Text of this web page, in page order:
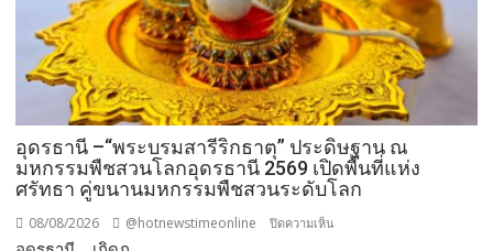
อุดรธานี –“พระบรมสารีริกธาตุ” ประดิษฐาน ณ
มหกรรมพืชสวนโลกอุดรธานี 2569 เปิดพื้นที่แห่ง
ศรัทธา คู่ขนานมหกรรมพืชสวนระดับโลก
08/08/2026 @hotnewstimeonline ปิดความเห็น